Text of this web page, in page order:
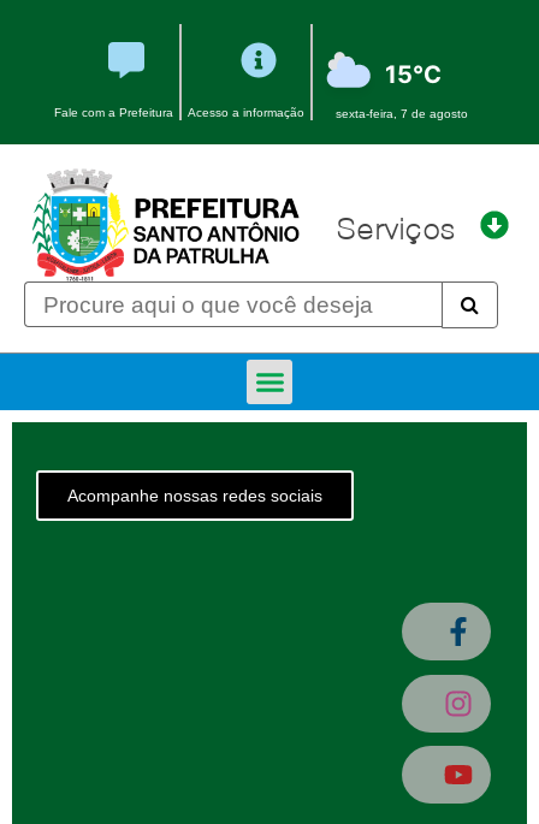
Fale com a Prefeitura Acesso a informação
15°C
sexta-feira, 7 de agosto
Serviços
Acompanhe nossas redes sociais